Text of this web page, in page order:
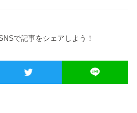
で記事をシェアしよう！